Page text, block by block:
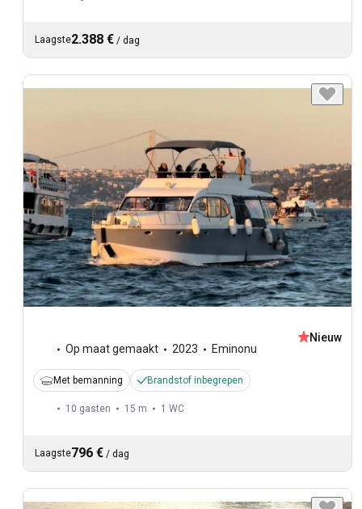
Laagste2.388 € / dag
Op maat gemaakt 2023 Eminonu
Nieuw
Met bemanning Brandstof inbegrepen
10 gasten 15 m 1 WC
Laagste796 € / dag